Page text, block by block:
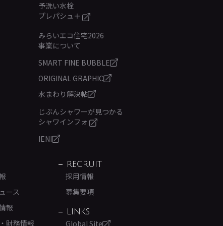
予洗い水栓
プレパシュ＋
みらいエコ住宅2026
事業について
SMART FINE BUBBLE
ORIGINAL GRAPHIC
水まわり解決帖
じぶんシャワーが見つかる
シャワインフォ
IENI
ース
報
財務情報
RECRUIT
採用情報
募集要項
LINKS
Global Site